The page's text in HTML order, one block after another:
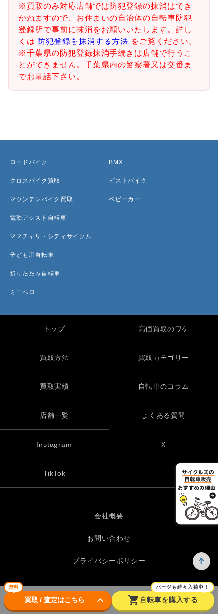
※買取のみ対応店舗では防犯登録の抹消はでき
かねますので、お住まいの自治体の自転車防犯
登録所で事前に抹消をお願いいたします。詳し
くは 防犯登録を抹消する方法 をご覧ください。
※千葉県の防犯登録抹消手続きは店舗で行うこ
とができません。千葉県内の警察署又は交番ま
でお電話下さい。
無料
買取 / 査定はこちら keyboard_arrow_down shopping_cart
パーツも続々入荷中！
自転車を購入する
ロードバイク
クロスバイク買取
マウンテンバイク買取
電動アシスト自転車
ママチャリ・シティサイクル
子ども用自転車
折りたたみ自転車
ミニベロ
BMX
ピストバイク
ベビーカー
トップ 高価買取のワケ
買取方法 買取カテゴリー
買取実績 自転車のコラム
店舗一覧 よくある質問
Instagram X
TikTok
会社概要
お問い合わせ
プライバシーポリシー
© UP GARAGE GROUP Co., Ltd.